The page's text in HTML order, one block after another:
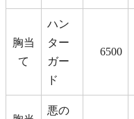
胸当
て
ハン
ター
ガー
ド
6500
悪の